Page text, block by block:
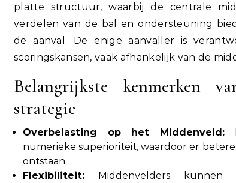
platte structuur, waarbij de centrale
verdelen van de bal en ondersteuning
de aanval. De enige aanvaller is
scoringskansen, vaak afhankelijk van de
Belangrijkste kenmerken
strategie
Overbelasting op het Middenveld:
numerieke superioriteit, waardoor er
ontstaan.
Flexibiliteit: Middenvelders kunnen